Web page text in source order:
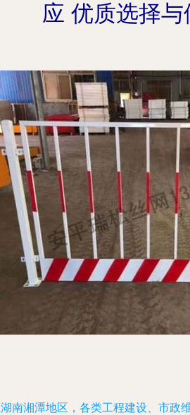
应 优质选择与
南湘潭地区，各类工程建设、市政